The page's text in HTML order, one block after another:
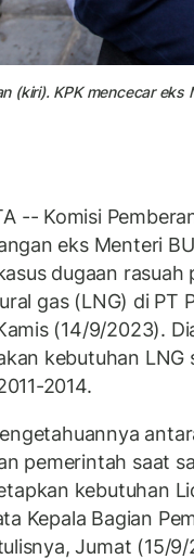
(kiri). KPK mencecar
-- Komisi
eks Menteri
dugaan rasuah
gas (LNG) di PT
(14/9/2023).
kebutuhan LNG
2014.
pemerintah saat
kebutuhan
Kepala Bagian
Jumat (15/